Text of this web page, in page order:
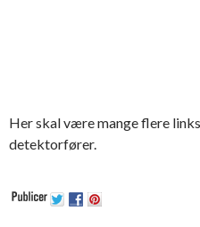
Her skal være mange flere
detektorfører.